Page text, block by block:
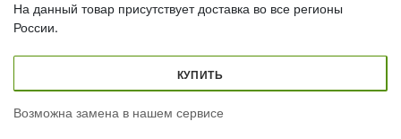
На данный товар присутствует доставка во все регионы
России.
КУПИТЬ
Возможна замена в нашем сервисе